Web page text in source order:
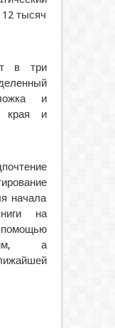
тысяч
в три
и
края и
начала
на
а